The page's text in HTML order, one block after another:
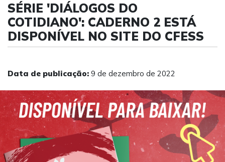
SÉRIE 'DIÁLOGOS DO
COTIDIANO': CADERNO 2 ESTÁ
DISPONÍVEL NO SITE DO CFESS
Data de publicação: 9 de dezembro de 2022